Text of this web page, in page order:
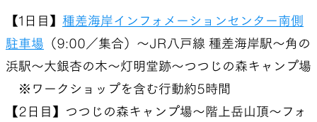
【1日目】 種差海岸インフォメーションセンター南側
駐車場 （9:00／集合）〜JR八戸線 種差海岸駅～角の
浜駅～大銀杏の木～灯明堂跡～つつじの森キャンプ場
※ワークショップを含む行動約5時間
【2日目】つつじの森キャンプ場～階上岳山頂～フォ